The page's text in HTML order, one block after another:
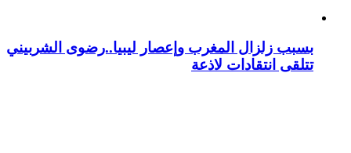
بسبب زلزال المغرب وإعصار ليبيا..رضوى الشربيني
تتلقى انتقادات لاذعة